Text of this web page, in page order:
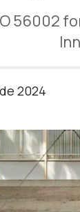
56002
2024